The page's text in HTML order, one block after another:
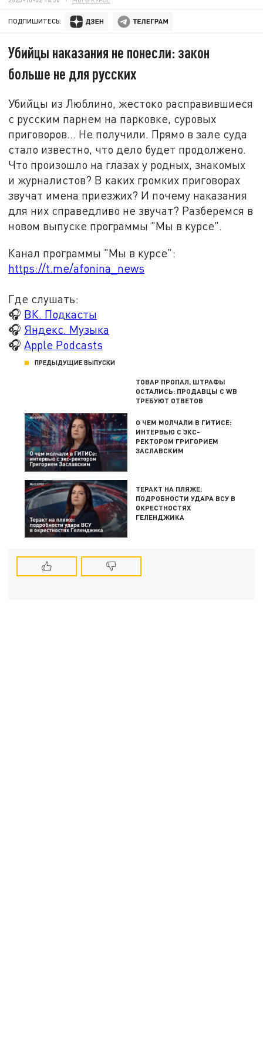
ПОДПИШИТЕСЬ:
Убийцы наказания не понесли: закон
больше не для русских
Убийцы из Люблино, жестоко расправившиеся
с русским парнем на парковке, суровых
приговоров… Не получили. Прямо в зале суда
стало известно, что дело будет продолжено.
Что произошло на глазах у родных, знакомых
и журналистов? В каких громких приговорах
звучат имена приезжих? И почему наказания
для них справедливо не звучат? Разберемся в
новом выпуске программы "Мы в курсе".
Канал программы "Мы в курсе":
https://t.me/afonina_news
Где слушать:
🎧 ВК. Подкасты
🎧 Яндекс. Музыка
🎧 Apple Podcasts
ПРЕДЫДУЩИЕ ВЫПУСКИ
ТОВАР ПРОПАЛ, ШТРАФЫ
ОСТАЛИСЬ: ПРОДАВЦЫ С WB
ТРЕБУЮТ ОТВЕТОВ
О ЧЕМ МОЛЧАЛИ В ГИТИСЕ:
ИНТЕРВЬЮ С ЭКС-
РЕКТОРОМ ГРИГОРИЕМ
ЗАСЛАВСКИМ
ТЕРАКТ НА ПЛЯЖЕ:
ПОДРОБНОСТИ УДАРА ВСУ В
ОКРЕСТНОСТЯХ
ГЕЛЕНДЖИКА